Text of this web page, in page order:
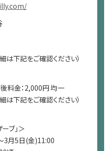
は下記をご確認ください）
料金：2,000円 均一
は下記をご確認ください）
ブ」＞
3月5日(金)11:00